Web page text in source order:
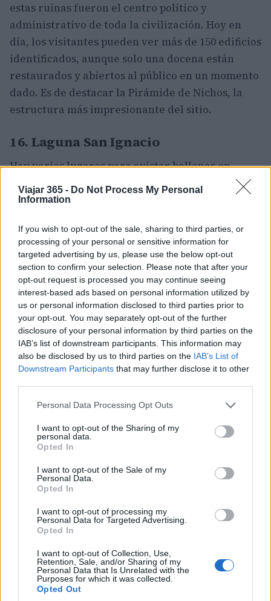
Viajar 365 - Do Not Process My Personal
Information
If you wish to opt-out of the sale, sharing to third parties, or
processing of your personal or sensitive information for
targeted advertising by us, please use the below opt-out
section to confirm your selection. Please note that after your
opt-out request is processed you may continue seeing
interest-based ads based on personal information utilized by
us or personal information disclosed to third parties prior to
your opt-out. You may separately opt-out of the further
disclosure of your personal information by third parties on the
IAB’s list of downstream participants. This information may
also be disclosed by us to third parties on the IAB’s List of
Downstream Participants that may further disclose it to other
Please note that this website/app uses one or more Google
not limited to your visit or usage behaviour. You may click to
grant or deny consent to Google and its third-party tags to
use your data for below specified purposes in below Google
consent section.
Personal Data Processing Opt Outs
I want to opt-out of the Sharing of my
personal data.
Opted In
I want to opt-out of the Sale of my
Personal Data.
Opted In
I want to opt-out of processing my
Personal Data for Targeted Advertising.
Opted In
I want to opt-out of Collection, Use,
Retention, Sale, and/or Sharing of my
Personal Data that Is Unrelated with the
Purposes for which it was collected.
Opted Out
estas ruinas fueron el centro político y
administrativo de toda la civilización. Hoy en
día, los visitantes pueden ver más de 150 edificios
identificados, aunque solo una docena están
restaurados y abiertos al público en un momento
dado. Es de destacar la Pirámide de Nichos, la
estructura más impresionante del sitio.
16. Laguna San Ignacio
Hay varios lugares para avistar ballenas en
México, pero ninguno es tan espectacular como
la Laguna San Ignacio. Ubicada frente a la costa
invernal de varias ballenas grises del Pacífico
oriental. Durante los meses de invierno, las
ballenas grises vienen a parir en las partes
menos profundas de la laguna. La laguna de
Ignacio es ahora el santuario de vida silvestre
más grande de América Latina, y hay muchas
excursiones guiadas en bote que permiten a los
visitantes conocer de cerca a las ballenas grises.
15. Murales de Bonampak
Bonampak esun antiguo sitio arqueológicoen el
estado de Chiapas. Si bien hay muchas
estructuras mayas en Bonampak que vale la pena
Murales. Este templo es donde se pueden
encontrar los murales de Bonampak, una
colección de arte antiguo que ayuda a explicar la
historia y la cultura de los mayas. Se pintaron
una de las cuales cuenta una parte de una
narración en audaces tonos turquesa, rojo y
amarillo.